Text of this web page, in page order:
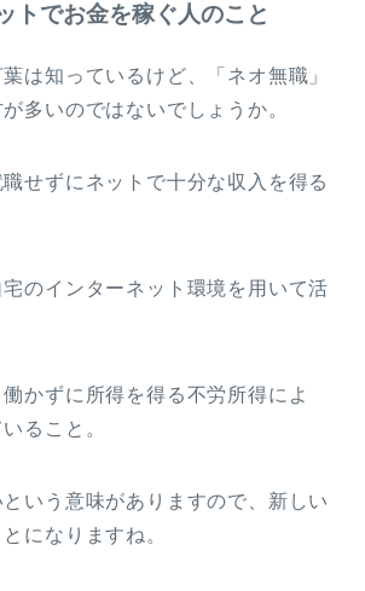
トでお金を稼ぐ人のこと
葉は知っているけど、「ネオ無職」
多いのではないでしょうか。
せずにネットで十分な収入を得る
のインターネット環境を用いて活
かずに所得を得る不労所得によ
ること。
という意味がありますので、新しい
になりますね。